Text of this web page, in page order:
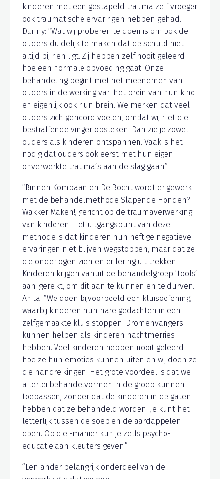
kinderen met een gestapeld trauma zelf vroeger
ook traumatische ervaringen hebben gehad.
Danny: “Wat wij proberen te doen is om ook de
ouders duidelijk te maken dat de schuld niet
altijd bij hen ligt. Zij hebben zelf nooit geleerd
hoe een normale opvoeding gaat. Onze
behandeling begint met het meenemen van
ouders in de werking van het brein van hun kind
en eigenlijk ook hun brein. We merken dat veel
ouders zich gehoord voelen, omdat wij niet die
bestraffende vinger opsteken. Dan zie je zowel
ouders als kinderen ontspannen. Vaak is het
nodig dat ouders ook eerst met hun eigen
onverwerkte trauma’s aan de slag gaan.”
“Binnen Kompaan en De Bocht wordt er gewerkt
met de behandelmethode Slapende Honden?
Wakker Maken!, gericht op de traumaverwerking
van kinderen. Het uitgangspunt van deze
methode is dat kinderen hun heftige negatieve
ervaringen niet blijven wegstoppen, maar dat ze
die onder ogen zien en er lering uit trekken.
Kinderen krijgen vanuit de behandelgroep ‘tools’
aan-gereikt, om dit aan te kunnen en te durven.
Anita: “We doen bijvoorbeeld een kluisoefening,
waarbij kinderen hun nare gedachten in een
zelfgemaakte kluis stoppen. Dromenvangers
kunnen helpen als kinderen nachtmerries
hebben. Veel kinderen hebben nooit geleerd
hoe ze hun emoties kunnen uiten en wij doen ze
die handreikingen. Het grote voordeel is dat we
allerlei behandelvormen in de groep kunnen
toepassen, zonder dat de kinderen in de gaten
hebben dat ze behandeld worden. Je kunt het
letterlijk tussen de soep en de aardappelen
doen. Op die -manier kun je zelfs psycho-
educatie aan kleuters geven.”
“Een ander belangrijk onderdeel van de